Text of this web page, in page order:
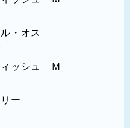
・オス
ッシュ Ｍ
ー